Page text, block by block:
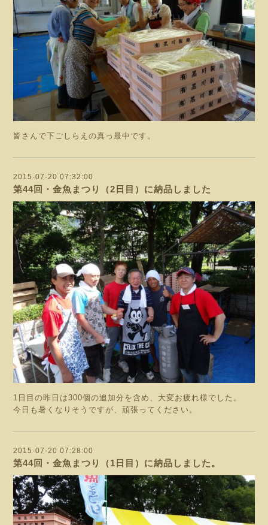
皆さんで下ごしらえの真っ最中です。
2015-07-20 07:32:00
第44回・金魚まつり（2日目）に納品しました
1日目の昨日は300個の追加分を含め、大変お疲れ様でした。
今日も暑くなりそうですが、頑張ってください。
2015-07-20 07:28:00
第44回・金魚まつり（1日目）に納品しました。